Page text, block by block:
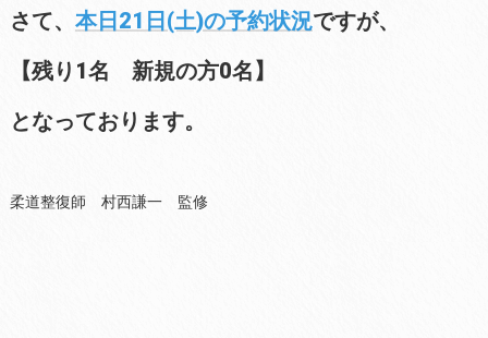
さて、 本日21日(土)の予約状況ですが、
【残り1名 新規の方0名】
となっております。
柔道整復師 村西謙一 監修